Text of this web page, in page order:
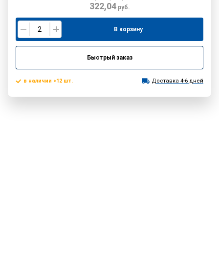
322,04руб.
В корзину
Быстрый заказ
в наличии >12 шт. Доставка 4-6 дней